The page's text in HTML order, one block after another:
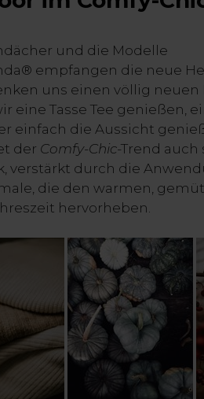
und die Modelle
empfangen die neue
uns einen völlig
eine Tasse Tee genießen,
einfach die Aussicht
der Comfy-Chic-Trend
verstärkt durch die
die den warmen,
hervorheben.